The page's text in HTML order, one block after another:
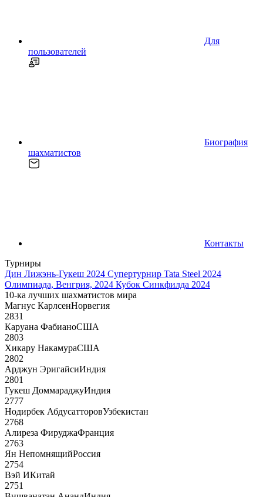
Для
пользователей
Биография
шахматистов
Контакты
Турниры
Дин Лижэнь-Гукеш 2024 Супертурнир Tata Steel 2024
Олимпиада, Венгрия, 2024 Кубок Синкфилда 2024
10-ка лучших шахматистов мира
Магнус КарлсенНорвегия
2831
Каруана ФабианоСША
2803
Хикару НакамураСША
2802
Арджун ЭригайсиИндия
2801
Гукеш ДоммараджуИндия
2777
Нодирбек АбдусатторовУзбекистан
2768
Алиреза ФируджаФранция
2763
Ян НепомнящийРоссия
2754
Вэй ИКитай
2751